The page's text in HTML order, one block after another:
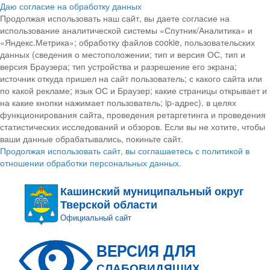
Даю согласие на обработку данных
Продолжая использовать наш сайт, вы даете согласие на
использование аналитической системы «Спутник/Аналитика» и
«Яндекс.Метрика»; обработку файлов cookie, пользовательских
данных (сведения о местоположении; тип и версия ОС, тип и
версия Браузера; тип устройства и разрешение его экрана;
источник откуда пришел на сайт пользователь; с какого сайта или
по какой рекламе; язык ОС и Браузер; какие страницы открывает и
на какие кнопки нажимает пользователь; ip-адрес). в целях
функционирования сайта, проведения ретаргетинга и проведения
статистических исследований и обзоров. Если вы не хотите, чтобы
ваши данные обрабатывались, покиньте сайт.
Продолжая использовать сайт, вы соглашаетесь с политикой в
отношении обработки персональных данных.